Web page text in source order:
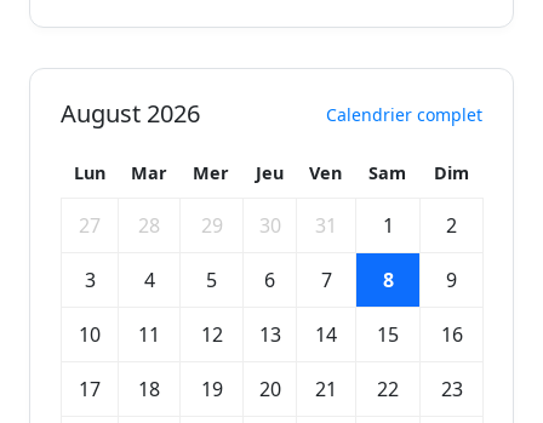
August 2026 Calendrier complet
Lun Mar Mer Jeu Ven Sam Dim
27 28 29 30 31 1 2
3 4 5 6 7 8 9
10 11 12 13 14 15 16
17 18 19 20 21 22 23